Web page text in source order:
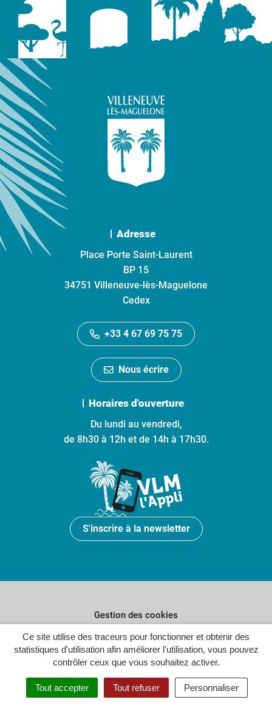
Ce site utilise des traceurs pour fonctionner et obtenir des
statistiques d'utilisation afin améliorer l'utilisation, vous pouvez
contrôler ceux que vous souhaitez activer.
Tout accepter Tout refuser Personnaliser
Adresse
Place Porte Saint-Laurent
BP 15
34751 Villeneuve-lès-Maguelone
Cedex
+33 4 67 69 75 75
Nous écrire
Horaires d'ouverture
Du lundi au vendredi,
de 8h30 à 12h et de 14h à 17h30.
S'inscrire à la newsletter
Gestion des cookies
Plan du site
Politique de confidentialité
Crédits